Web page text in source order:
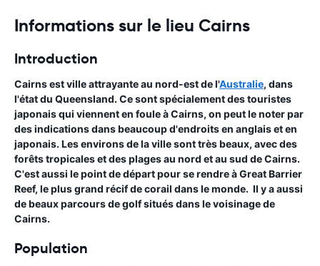
Informations sur le lieu Cairns
Introduction
Cairns est ville attrayante au nord-est de l'Australie, dans
l'état du Queensland. Ce sont spécialement des touristes
japonais qui viennent en foule à Cairns, on peut le noter par
des indications dans beaucoup d'endroits en anglais et en
japonais. Les environs de la ville sont très beaux, avec des
forêts tropicales et des plages au nord et au sud de Cairns.
C'est aussi le point de départ pour se rendre à Great Barrier
Reef, le plus grand récif de corail dans le monde. Il y a aussi
de beaux parcours de golf situés dans le voisinage de
Cairns.
Population